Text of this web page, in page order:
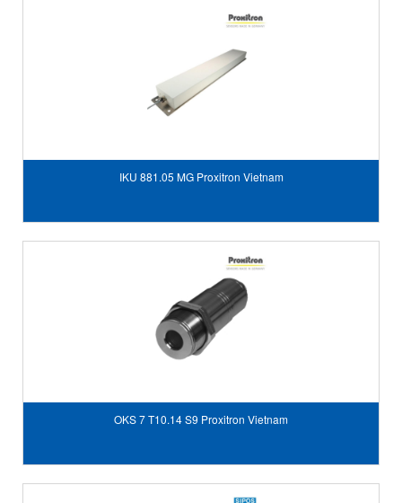
IKU 881.05 MG Proxitron Vietnam
OKS 7 T10.14 S9 Proxitron Vietnam